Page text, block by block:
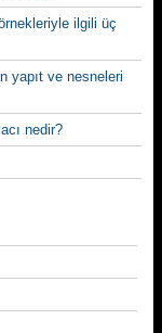
ilgili üç
yapıt ve nesneleri
nedir?